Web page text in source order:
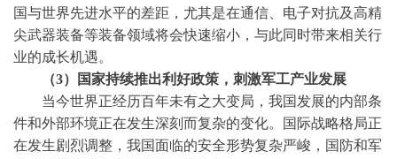
国与世界先进水平的差距，尤其是在通信、电子对抗及高精
尖武器装备等装备领域将会快速缩小，与此同时带来相关行
业的成长机遇。
（3）
国家持续推出利好政策，刺激军工产业发展
当今世界正经历百年未有之大变局，我国发展的内部条
件和外部环境正在发生深刻而复杂的变化。国际战略格局正
在发生剧烈调整，我国面临的安全形势复杂严峻，国防和军